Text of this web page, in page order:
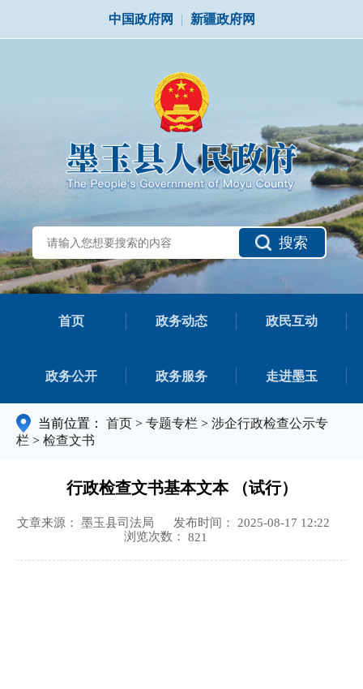
中国政府网 | 新疆政府网
搜索
首页 政务动态 政民互动
政务公开 政务服务 走进墨玉
当前位置： 首页 > 专题专栏 > 涉企行政检查公示专
栏 > 检查文书
行政检查文书基本文本 （试行）
文章来源： 墨玉县司法局
发布时间： 2025-08-17 12:22
浏览次数： 821